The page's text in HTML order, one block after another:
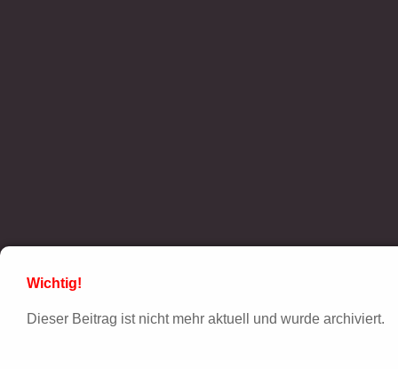
Wichtig!
Dieser Beitrag ist nicht mehr aktuell und wurde archiviert.